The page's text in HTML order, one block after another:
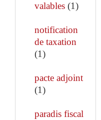
valables (1)
notification
de taxation
(1)
pacte adjoint
(1)
paradis fiscal